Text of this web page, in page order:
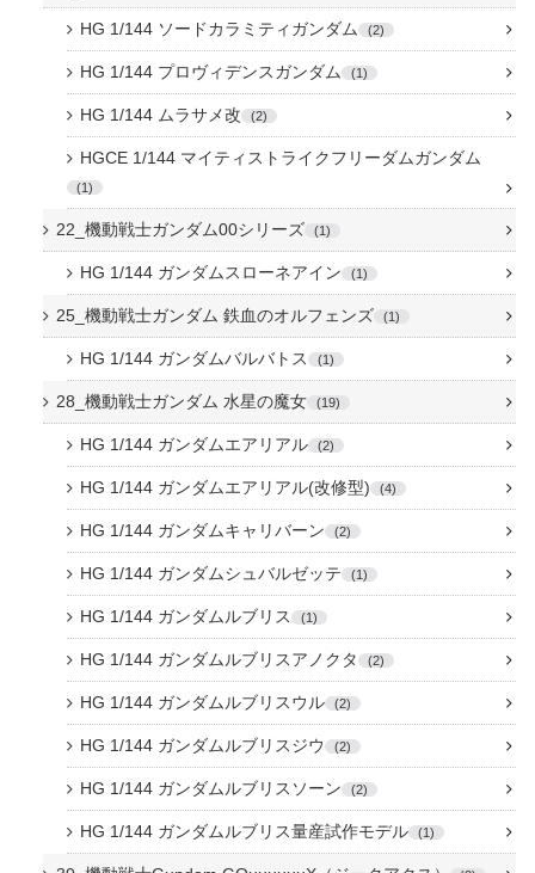
HG 1/144 ソードカラミティガンダム 2
HG 1/144 プロヴィデンスガンダム 1
HG 1/144 ムラサメ改 2
HGCE 1/144 マイティストライクフリーダムガンダム
1
22_機動戦士ガンダム00シリーズ 1
HG 1/144 ガンダムスローネアイン 1
25_機動戦士ガンダム 鉄血のオルフェンズ 1
HG 1/144 ガンダムバルバトス 1
28_機動戦士ガンダム 水星の魔女 19
HG 1/144 ガンダムエアリアル 2
HG 1/144 ガンダムエアリアル(改修型) 4
HG 1/144 ガンダムキャリバーン 2
HG 1/144 ガンダムシュバルゼッテ 1
HG 1/144 ガンダムルブリス 1
HG 1/144 ガンダムルブリスアノクタ 2
HG 1/144 ガンダムルブリスウル 2
HG 1/144 ガンダムルブリスジウ 2
HG 1/144 ガンダムルブリスソーン 2
HG 1/144 ガンダムルブリス量産試作モデル 1